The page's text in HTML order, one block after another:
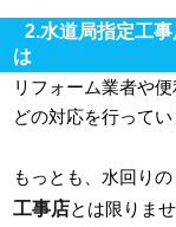
2.水道局指定工
は
リフォーム業者や
どの対応を行ってい
もっとも、水回り
工事店とは限りま